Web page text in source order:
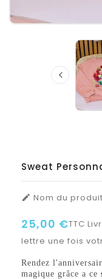

Sweat
 Nom du produit
25,00 €TTC
lettre une fois
Rendez
magique grâce a ce